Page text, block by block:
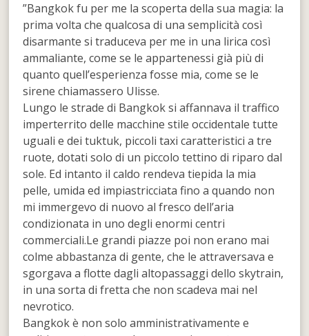
”Bangkok fu per me la scoperta della sua magia: la
prima volta che qualcosa di una semplicità così
disarmante si traduceva per me in una lirica così
ammaliante, come se le appartenessi già più di
quanto quell’esperienza fosse mia, come se le
sirene chiamassero Ulisse.
Lungo le strade di Bangkok si affannava il traffico
imperterrito delle macchine stile occidentale tutte
uguali e dei tuktuk, piccoli taxi caratteristici a tre
ruote, dotati solo di un piccolo tettino di riparo dal
sole. Ed intanto il caldo rendeva tiepida la mia
pelle, umida ed impiastricciata fino a quando non
mi immergevo di nuovo al fresco dell’aria
condizionata in uno degli enormi centri
commerciali.Le grandi piazze poi non erano mai
colme abbastanza di gente, che le attraversava e
sgorgava a flotte dagli altopassaggi dello skytrain,
in una sorta di fretta che non scadeva mai nel
nevrotico.
Bangkok è non solo amministrativamente e